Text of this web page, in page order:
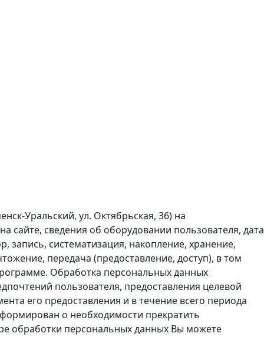
Уральский, ул. Октябрьская, 36) на
сайте, сведения об оборудовании пользователя, дата
запись, систематизация, накопление, хранение,
передача (предоставление, доступ), в том
Обработка персональных данных
пользователя, предоставления целевой
его предоставления и в течение всего периода
о необходимости прекратить
обработки персональных данных Вы можете